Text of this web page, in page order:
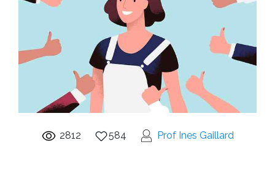
2812 584 Prof Ines Gaillard